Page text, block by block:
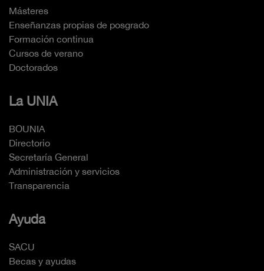
Másteres
Enseñanzas propias de posgrado
Formación continua
Cursos de verano
Doctorados
La UNIA
BOUNIA
Directorio
Secretaría General
Administración y servicios
Transparencia
Ayuda
SACU
Becas y ayudas